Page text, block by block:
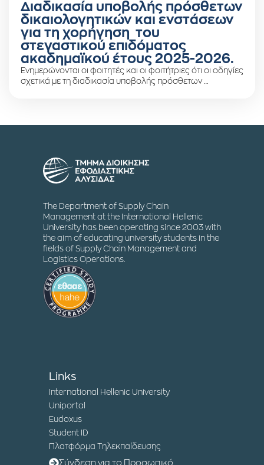
Διαδικασία υποβολής πρόσθετων
δικαιολογητικών και ενστάσεων
για τη χορήγηση του
στεγαστικού επιδόματος
ακαδημαϊκού έτους 2025-2026.
Ενημερώνονται οι φοιτητές και οι φοιτήτριες ότι οι οδηγίες
σχετικά με τη διαδικασία υποβολής πρόσθετων …
The Department of Supply Chain
Management at the International Hellenic
University has been operating since 2003 with
the aim of educating university students in the
fields of Supply Chain Management and
Logistics Operations.
Links
International Hellenic University
Uniportal
Eudoxus
Student ID
Πλατφόρμα Τηλεκπαίδευσης
Σύνδεση για το Προσωπικό